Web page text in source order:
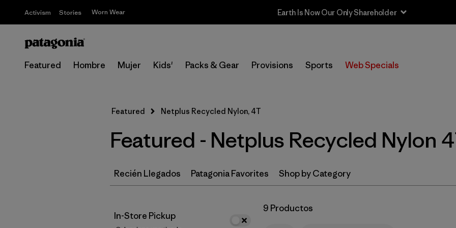
Activism Stories Worn Wear Earth Is Now Our Only Shareholder
Featured Hombre Mujer Kids' Packs & Gear Provisions Sports Web Specials
Selecciona una tienda
Filtrar por
Price
Filtrar por
Size 1
Filtrar por
Fit
Featured Netplus Recycled Nylon, 4T
Featured - Netplus Recycled Nylon
Recién Llegados Patagonia Favorites Shop by Category
In-Store Pickup
9 Productos